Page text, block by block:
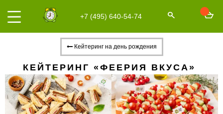
+7 (495) 640-54-74
Кейтеринг на день рождения
КЕЙТЕРИНГ «ФЕЕРИЯ ВКУСА»